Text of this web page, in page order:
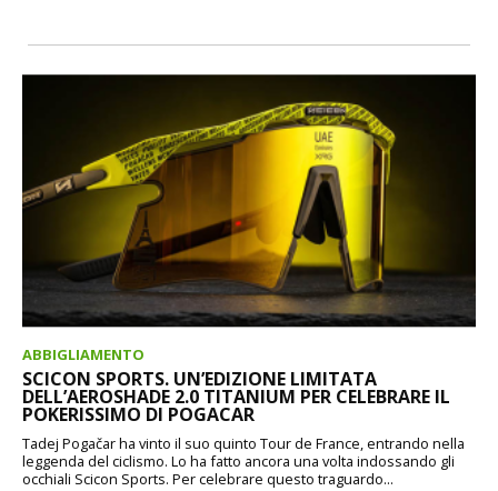
ABBIGLIAMENTO
SCICON SPORTS. UN’EDIZIONE LIMITATA
DELL’AEROSHADE 2.0 TITANIUM PER CELEBRARE IL
POKERISSIMO DI POGACAR
Tadej Pogačar ha vinto il suo quinto Tour de France, entrando nella
leggenda del ciclismo. Lo ha fatto ancora una volta indossando gli
occhiali Scicon Sports. Per celebrare questo traguardo...